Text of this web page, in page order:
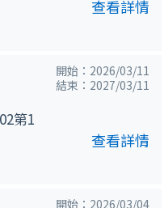
查看詳情
開始：2026/03/11
結束：2027/03/11
第1
查看詳情
開始：2026/03/04